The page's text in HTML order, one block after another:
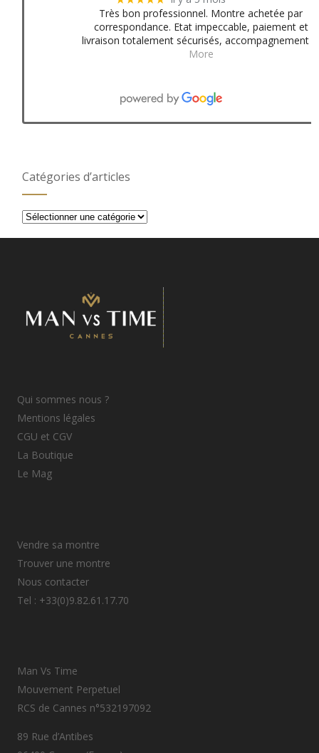
Très bon professionnel. Montre achetée par
correspondance. Etat impeccable, paiement et
livraison totalement sécurisés, accompagnement
More
Catégories d’articles
Catégories
Qui sommes nous ?
Mentions légales
CGU et CGV
La Boutique
Le Mag
Vendre sa montre
Trouver une montre
Nous contacter
Tel : +33(0)9.82.61.17.70
Man Vs Time
Mouvement Perpetuel
RCS de Cannes n°532197092
89 Rue d’Antibes